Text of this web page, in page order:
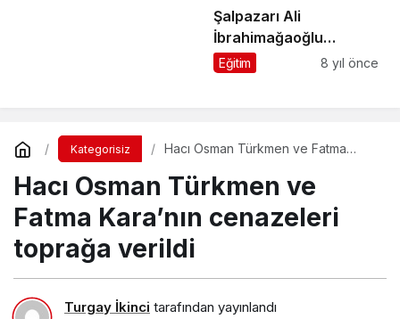
Şalpazarı Ali
İbrahimağaoğlu
Anaokulu Anneler
Eğitim 8 yıl önce
Kategorisiz
Hacı Osman Türkmen ve Fatma
Hacı Osman Türkmen ve
Fatma Kara’nın cenazeleri
toprağa verildi
Turgay İkinci tarafından yayınlandı